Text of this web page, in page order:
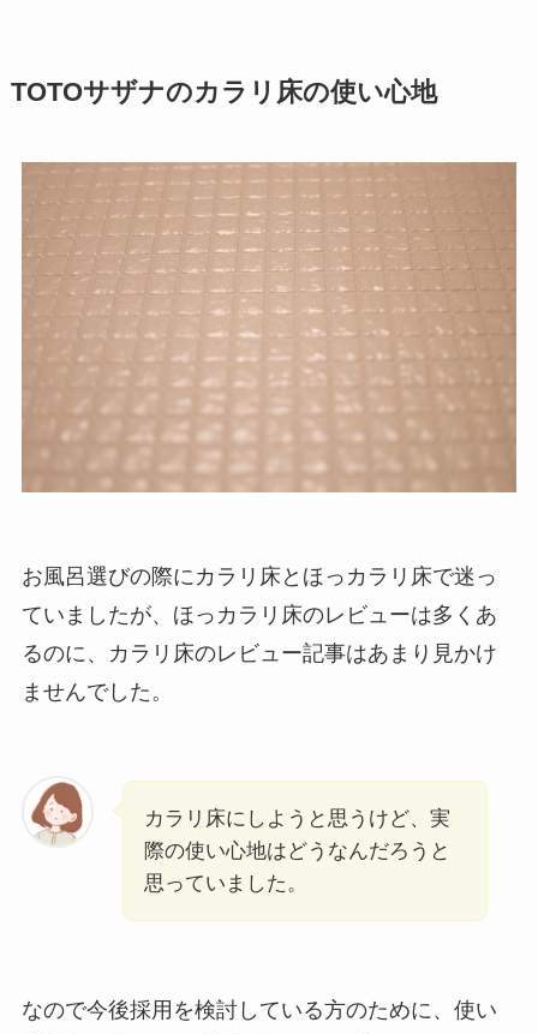
TOTOサザナのカラリ床の使い心地
お風呂選びの際にカラリ床とほっカラリ床で迷っ
ていましたが、ほっカラリ床のレビューは多くあ
るのに、カラリ床のレビュー記事はあまり見かけ
ませんでした。
カラリ床にしようと思うけど、実
際の使い心地はどうなんだろうと
思っていました。
なので今後採用を検討している方のために、使い